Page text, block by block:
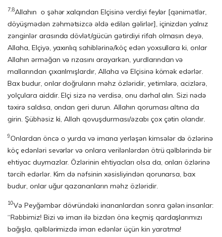
7,8Allahın o şəhər xalqından Elçisinə verdiyi feylər [qənimətlər,
döyüşmədən zəhmətsizcə əldə edilən gəlirlər], içinizdən yalnız
zənginlər arasında dövlət/gücün gətirdiyi rifah olmasın deyə,
Allaha, Elçiyə, yaxınlıq sahiblərinə/köç edən yoxsullara ki, onlar
Allahın ərməğan və rızasını arayarkən, yurdlarından və
mallarından çıxarılmışlardır, Allaha və Elçisinə kömək edərlər.
Bax budur, onlar doğruların məhz özləridir, yetimlərə, acizlərə,
yolçulara aiddir. Elçi sizə nə verdisə, onu dərhal alın. Sizi nədə
təxirə saldısa, ondan geri durun. Allahın qoruması altına da
girin. Şübhəsiz ki, Allah qovuşdurması/əzabı çox çətin olandır.
9Onlardan öncə o yurda və imana yerləşən kimsələr də özlərinə
köç edənləri sevərlər və onlara verilənlərdən ötrü qəlblərində bir
ehtiyac duymazlar. Özlərinin ehtiyacları olsa da, onları özlərinə
tərcih edərlər. Kim də nəfsinin xəsisliyindən qorunarsa, bax
budur, onlar uğur qazananların məhz özləridir.
10Və Peyğəmbər dövründəki inananlardan sonra gələn insanlar:
“Rəbbimiz! Bizi və iman ilə bizdən önə keçmiş qardaşlarımızı
bağışla, qəlblərimizdə iman edənlər üçün kin yaratma!